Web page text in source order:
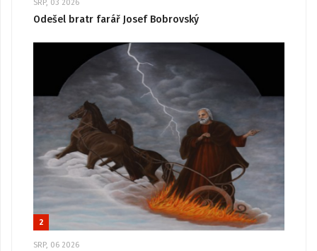
SRP, 03 2026
Odešel bratr farář Josef Bobrovský
2
SRP, 06 2026